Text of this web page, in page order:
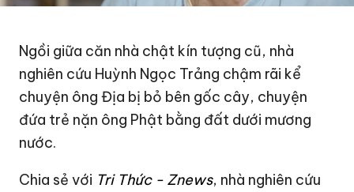
Ngồi giữa căn nhà chật kín tượng cũ, nhà
nghiên cứu Huỳnh Ngọc Trảng chậm rãi kể
chuyện ông Địa bị bỏ bên gốc cây, chuyện
đứa trẻ nặn ông Phật bằng đất dưới mương
nước.
Chia sẻ với Tri Thức - Znews, nhà nghiên cứu